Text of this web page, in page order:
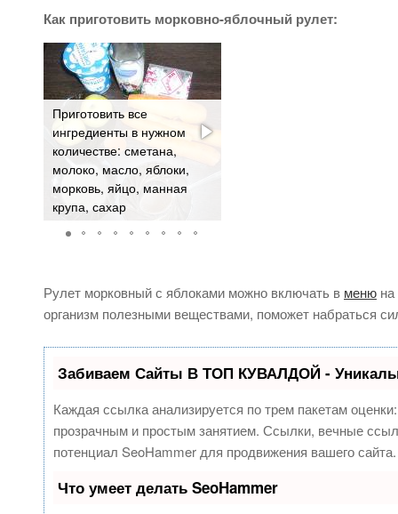
Как приготовить морковно-яблочный рулет:
Приготовить все
ингредиенты в нужном
количестве: сметана,
молоко, масло, яблоки,
морковь, яйцо, манная
крупа, сахар
Рулет морковный с яблоками можно включать в меню
организм полезными веществами, поможет набраться
Забиваем Сайты В ТОП КУВАЛДОЙ -
Каждая ссылка анализируется по трем пакетам
прозрачным и простым занятием. Ссылки, вечные
потенциал SeoHammer для продвижения вашего сайта.
Что умеет делать SeoHammer